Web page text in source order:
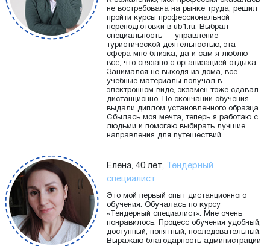
не востребована на рынке труда, решил
пройти курсы профессиональной
переподготовки в ub1.ru. Выбрал
специальность — управление
туристической деятельностью, эта
сфера мне близка, да и сам я люблю
всё, что связано с организацией отдыха.
Занимался не выходя из дома, все
учебные материалы получал в
электронном виде, экзамен тоже сдавал
дистанционно. По окончании обучения
выдали диплом установленного образца.
Сбылась моя мечта, теперь я работаю с
людьми и помогаю выбирать лучшие
направления для путешествий.
Елена, 40 лет,
Тендерный
специалист
Это мой первый опыт дистанционного
обучения. Обучалась по курсу
«Тендерный специалист». Мне очень
понравилось. Процесс обучения удобный,
доступный, понятный, последовательный.
Выражаю благодарность администрации